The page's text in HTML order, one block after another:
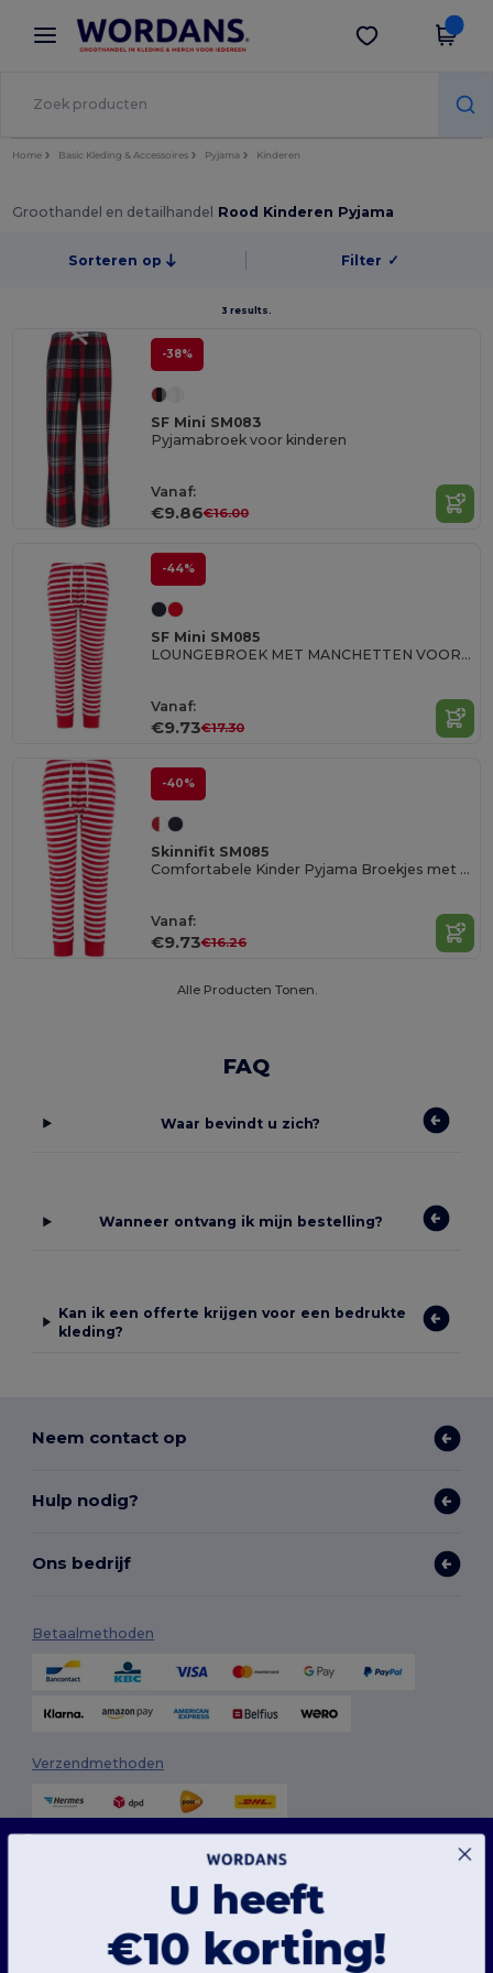
× Wordans-app
Betere prijzen in de app!
Download app
Home Basic Kleding & Accessoires Pyjama Kinderen
Groothandel en detailhandel Rood Kinderen Pyjama
Sorteren op Filter ✓
3 results.
-38%
SF Mini SM083
Pyjamabroek voor kinderen
Vanaf:
€9.86€16.00
-44%
SF Mini SM085
LOUNGEBROEK MET MANCHETTEN VOOR KINDEREN
Vanaf:
€9.73€17.30
-40%
Skinnifit SM085
Comfortabele Kinder Pyjama Broekjes met Stretch
Vanaf:
€9.73€16.26
Alle Producten Tonen.
FAQ
Waar bevindt u zich?
Wanneer ontvang ik mijn bestelling?
Kan ik een offerte krijgen voor een bedrukte
kleding?
Neem contact op
Hulp nodig?
Ons bedrijf
Betaalmethoden
Verzendmethoden
Onze website maakt gebruik van zowel onze eigen cookies als cookies van derden om
van de website te analyseren en een vlotte en gepersonaliseerde browse-ervaring te
garanderen, inclusief op maat gemaakte inhoud, geoptimaliseerde interacties met
U kunt uw cookievoorkeuren op elk moment beheren. Essentiële cookies, die nodig
zijn voor het functioneren van de website, kunnen niet worden uitgeschakeld omdat
U heeft
€10 korting!